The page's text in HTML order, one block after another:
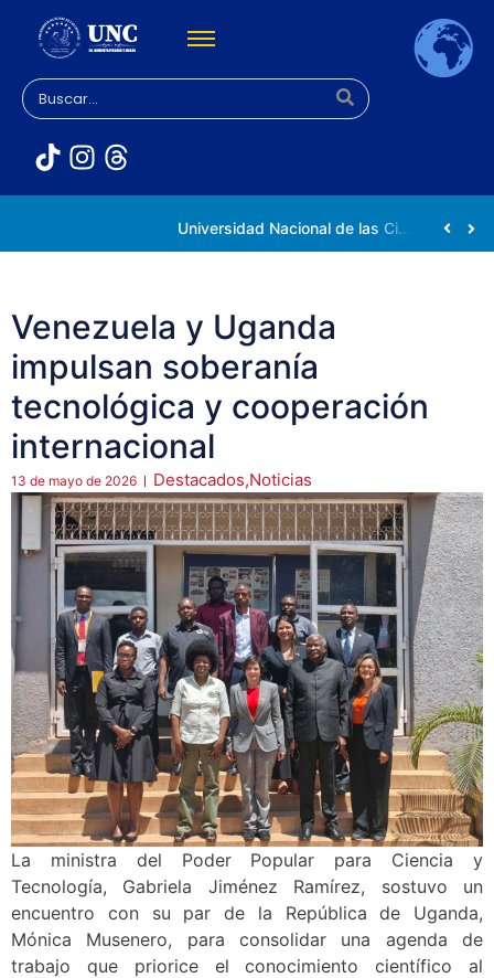
Universidad Nacional de las Ciencias impulsa vocaciones científicas en la Expoferia de Oportunidades de Estudio 2026
Venezuela y Uganda
impulsan soberanía
tecnológica y cooperación
internacional
13 de mayo de 2026 Destacados,Noticias
La ministra del Poder Popular para Ciencia y
Tecnología, Gabriela Jiménez Ramírez, sostuvo un
encuentro con su par de la República de Uganda,
Mónica Musenero, para consolidar una agenda de
trabajo que priorice el conocimiento científico al